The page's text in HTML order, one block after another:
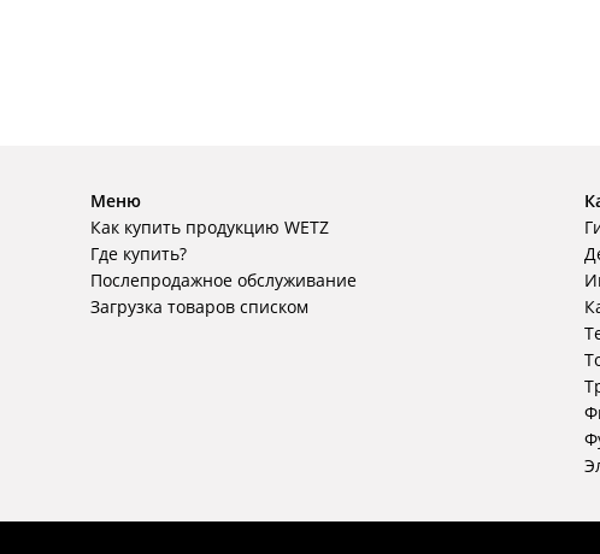
Меню
Как купить продукцию WETZ
Где купить?
Послепродажное обслуживание
Загрузка товаров списком